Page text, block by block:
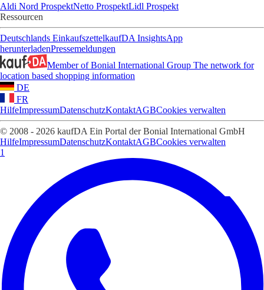
Aldi Nord ProspektNetto ProspektLidl Prospekt
Ressourcen
Deutschlands EinkaufszettelkaufDA InsightsApp
herunterladenPressemeldungen
Member of Bonial International Group The network for
location based shopping information
DE
FR
HilfeImpressumDatenschutzKontaktAGBCookies verwalten
© 2008 - 2026 kaufDA Ein Portal der Bonial International GmbH
HilfeImpressumDatenschutzKontaktAGBCookies verwalten
1